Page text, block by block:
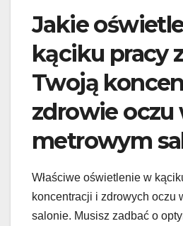
Jakie
kąciku pracy
Twoją
zdrowie oczu
metrowym
Właściwe oświetlenie w
koncentracji i zdrowych oczu
salonie. Musisz zadbać o